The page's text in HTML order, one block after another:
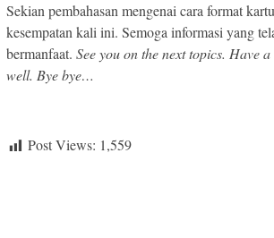
Sekian pembahasan mengenai cara format
kesempatan kali ini. Semoga informasi yang
bermanfaat. See you on the next topics. Have
well. Bye bye…
Post Views: 1,559